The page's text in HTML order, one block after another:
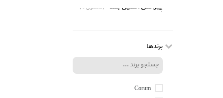
(0 محصول) پیراهن آستین بلند
برندها
Corum